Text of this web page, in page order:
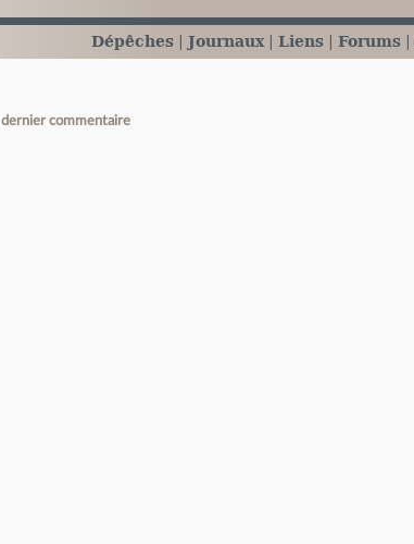
Dépêches Journaux Liens Forums
dernier commentaire